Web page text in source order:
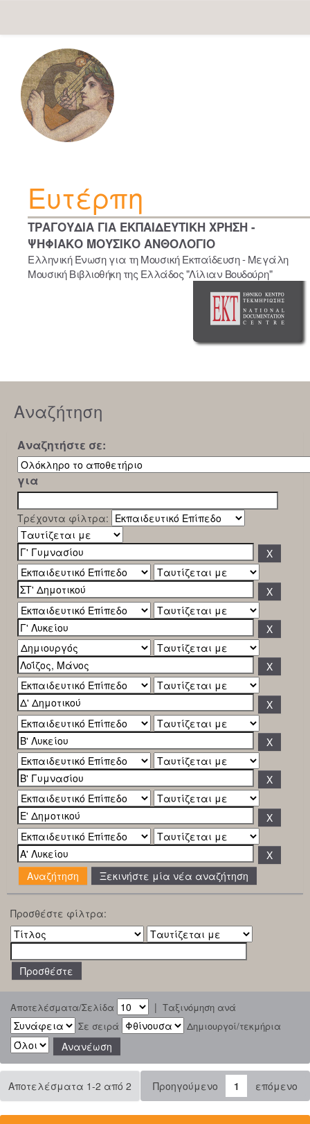
navigation
Ευτέρπη
ΤΡΑΓΟΥΔΙΑ ΓΙΑ ΕΚΠΑΙΔΕΥΤΙΚΗ ΧΡΗΣΗ -
ΨΗΦΙΑΚΟ ΜΟΥΣΙΚΟ ΑΝΘΟΛΟΓΙΟ
Ελληνική Ένωση για τη Μουσική Εκπαίδευση - Μεγάλη
Μουσική Βιβλιοθήκη της Ελλάδος "Λίλιαν Βουδούρη"
Αναζήτηση
Αναζητήστε σε:
για
Τρέχοντα φίλτρα:
Ξεκινήστε μία νέα αναζήτηση
Προσθέστε φίλτρα:
Αποτελέσματα/Σελίδα | Ταξινόμηση ανά
Σε σειρά
Δημιουργοί/τεκμήρια
Αποτελέσματα 1-2 από 2 Προηγούμενο 1 επόμενο